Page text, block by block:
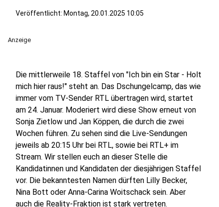
Veröffentlicht: Montag, 20.01.2025 10:05
Anzeige
Die mittlerweile 18. Staffel von "Ich bin ein Star - Holt
mich hier raus!" steht an. Das Dschungelcamp, das wie
immer vom TV-Sender RTL übertragen wird, startet
am 24. Januar. Moderiert wird diese Show erneut von
Sonja Zietlow und Jan Köppen, die durch die zwei
Wochen führen. Zu sehen sind die Live-Sendungen
jeweils ab 20:15 Uhr bei RTL, sowie bei RTL+ im
Stream. Wir stellen euch an dieser Stelle die
Kandidatinnen und Kandidaten der diesjährigen Staffel
vor. Die bekanntesten Namen dürften Lilly Becker,
Nina Bott oder Anna-Carina Woitschack sein. Aber
auch die Reality-Fraktion ist stark vertreten.